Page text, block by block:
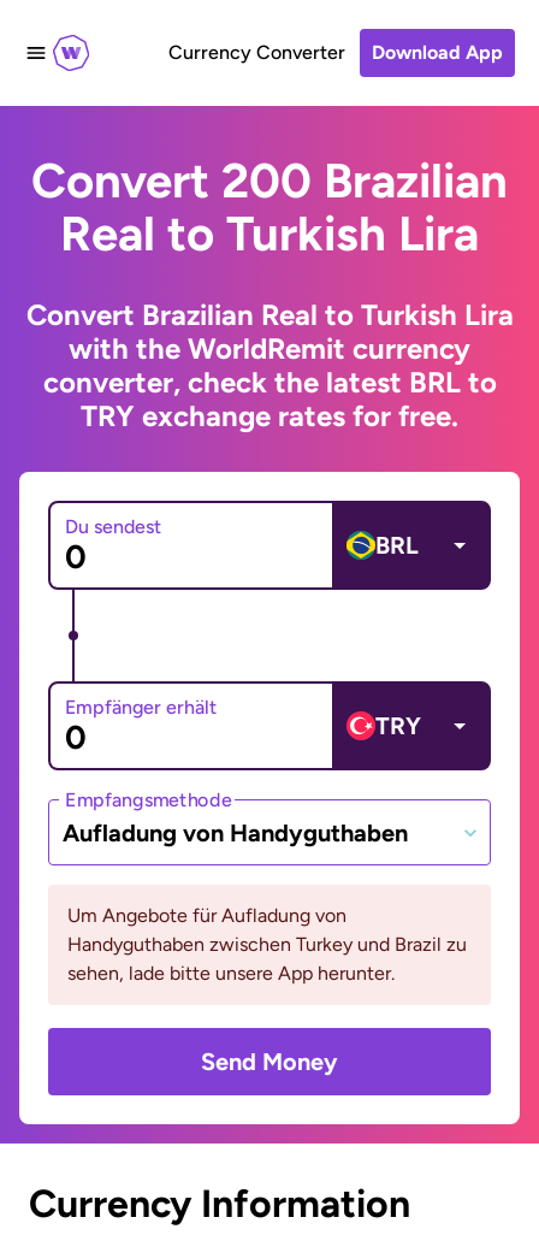
Currency Converter Download App
Convert 200 Brazilian
Real to Turkish Lira
Convert Brazilian Real to Turkish Lira
with the WorldRemit currency
converter, check the latest BRL to
TRY exchange rates for free.
Du sendest
BRL
Empfänger erhält
TRY
Empfangsmethode
Aufladung von Handyguthaben
Um Angebote für Aufladung von
Handyguthaben zwischen Turkey und Brazil zu
sehen, lade bitte unsere App herunter.
Send Money
Currency Information